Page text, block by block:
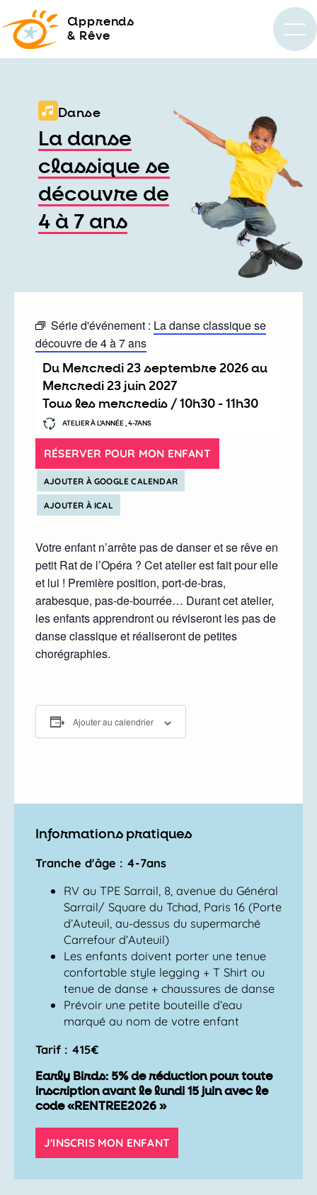
apprends
& Rêve
Danse
La danse
classique se
découvre de
4 à 7 ans
Série d'événement : La danse classique se
découvre de 4 à 7 ans
Du mercredi 23 septembre 2026au
mercredi 23 juin 2027
Tous les mercredis / 10h30 - 11h30
ATELIER À L’ANNÉE , 4-7ANS
RÉSERVER POUR MON ENFANT
AJOUTER À GOOGLE CALENDAR
AJOUTER À ICAL
Votre enfant n’arrête pas de danser et se rêve en
petit Rat de l’Opéra ? Cet atelier est fait pour elle
et lui ! Première position, port-de-bras,
arabesque, pas-de-bourrée… Durant cet atelier,
les enfants apprendront ou réviseront les pas de
danse classique et réaliseront de petites
chorégraphies.
Ajouter au calendrier
Informations pratiques
Tranche d'âge : 4-7ans
RV au TPE Sarrail, 8, avenue du Général
Sarrail/ Square du Tchad, Paris 16 (Porte
d’Auteuil, au-dessus du supermarché
Carrefour d’Auteuil)
Les enfants doivent porter une tenue
confortable style legging + T Shirt ou
tenue de danse + chaussures de danse
Prévoir une petite bouteille d’eau
marqué au nom de votre enfant
Tarif : 415€
Early Birds: 5% de réduction pour toute
inscription avant le lundi 15 juin avec le
code «RENTREE2026 »
J'INSCRIS MON ENFANT